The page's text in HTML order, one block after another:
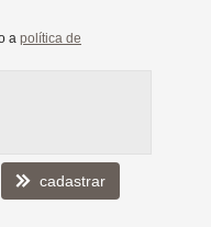
a política de
cadastrar